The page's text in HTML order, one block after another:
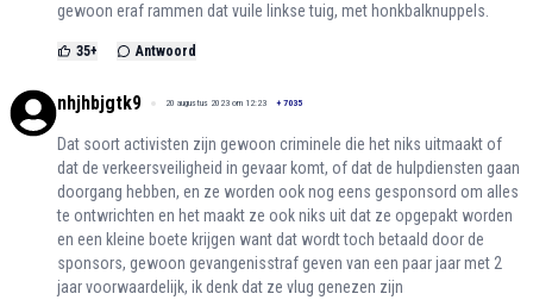
gewoon eraf rammen dat vuile linkse tuig, met honkbalknuppels.
35+ Antwoord
nhjhbjgtk9 20 augustus 2023 om 12:23 + 7035
Dat soort activisten zijn gewoon criminele die het niks uitmaakt of
dat de verkeersveiligheid in gevaar komt, of dat de hulpdiensten gaan
doorgang hebben, en ze worden ook nog eens gesponsord om alles
te ontwrichten en het maakt ze ook niks uit dat ze opgepakt worden
en een kleine boete krijgen want dat wordt toch betaald door de
sponsors, gewoon gevangenisstraf geven van een paar jaar met 2
jaar voorwaardelijk, ik denk dat ze vlug genezen zijn